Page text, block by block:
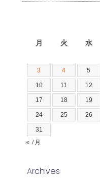
月 火 水
3 4 5
10 11 12
17 18 19
24 25 26
31
« 7月
Archives